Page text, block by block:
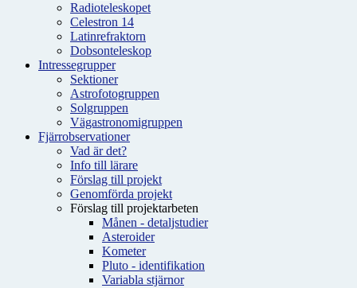
Radioteleskopet
Celestron 14
Latinrefraktorn
Dobsonteleskop
Intressegrupper
Sektioner
Astrofotogruppen
Solgruppen
Vägastronomigruppen
Fjärrobservationer
Vad är det?
Info till lärare
Förslag till projekt
Genomförda projekt
Förslag till projektarbeten
Månen - detaljstudier
Asteroider
Kometer
Pluto - identifikation
Variabla stjärnor